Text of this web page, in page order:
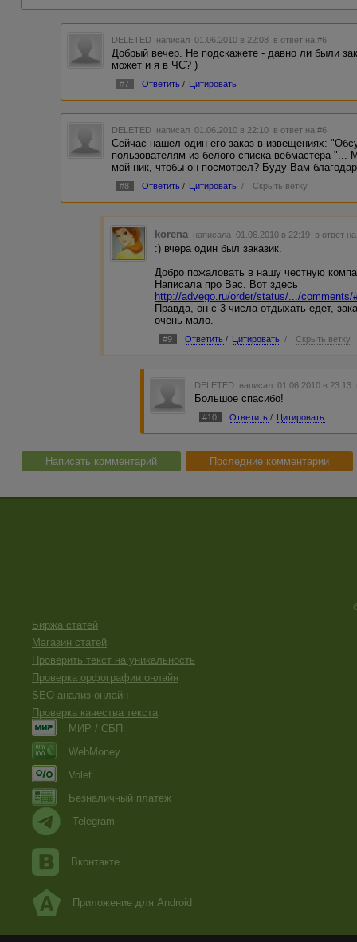
DELETED написал 01.06.2010 в 22:08 в ответ на #6
Добрый вечер. Не подскажете - давно ли были
может и я в ЧС? )
#7 Ответить / Цитировать
DELETED написал 01.06.2010 в 22:10 в ответ на #6
Сейчас нашел один его заказ в извещениях:
пользователям из белого списка вебмастера
мой ник, чтобы он посмотрел? Буду Вам
#8 Ответить / Цитировать / Скрыть ветку
korena написала 01.06.2010 в 22:19 в ответ
:) вчера один был заказик.
Добро пожаловать в нашу честную
Написала про Вас. Вот здесь
http://advego.ru/order/status/.../comments/
Правда, он с 3 числа отдыхать едет,
очень мало.
#9 Ответить / Цитировать / Скрыть ветку
DELETED написал 01.06.2010 в 23:13
Большое спасибо!
#10 Ответить / Цитировать
Написать комментарий Последние комментарии
Биржа статей
Магазин статей
Проверить текст на уникальность
Проверка орфографии онлайн
SEO анализ онлайн
Проверка качества текста
МИР / СБП
WebMoney
Volet
Безналичный платеж
Telegram
Вконтакте
Приложение для Android